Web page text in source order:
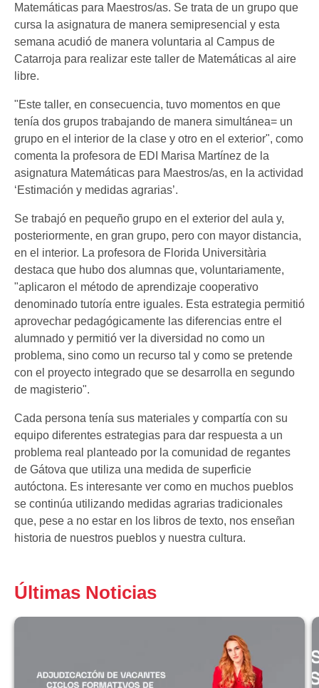
Matemáticas para Maestros/as. Se trata de un grupo que
cursa la asignatura de manera semipresencial y esta
semana acudió de manera voluntaria al Campus de
Catarroja para realizar este taller de Matemáticas al aire
libre.
"Este taller, en consecuencia, tuvo momentos en que
tenía dos grupos trabajando de manera simultánea= un
grupo en el interior de la clase y otro en el exterior", como
comenta la profesora de EDI Marisa Martínez de la
asignatura Matemáticas para Maestros/as, en la actividad
‘Estimación y medidas agrarias’.
Se trabajó en pequeño grupo en el exterior del aula y,
posteriormente, en gran grupo, pero con mayor distancia,
en el interior. La profesora de Florida Universitària
destaca que hubo dos alumnas que, voluntariamente,
"aplicaron el método de aprendizaje cooperativo
denominado tutoría entre iguales. Esta estrategia permitió
aprovechar pedagógicamente las diferencias entre el
alumnado y permitió ver la diversidad no como un
problema, sino como un recurso tal y como se pretende
con el proyecto integrado que se desarrolla en segundo
de magisterio".
Cada persona tenía sus materiales y compartía con su
equipo diferentes estrategias para dar respuesta a un
problema real planteado por la comunidad de regantes
de Gátova que utiliza una medida de superficie
autóctona. Es interesante ver como en muchos pueblos
se continúa utilizando medidas agrarias tradicionales
que, pese a no estar en los libros de texto, nos enseñan
historia de nuestros pueblos y nuestra cultura.
Últimas Noticias